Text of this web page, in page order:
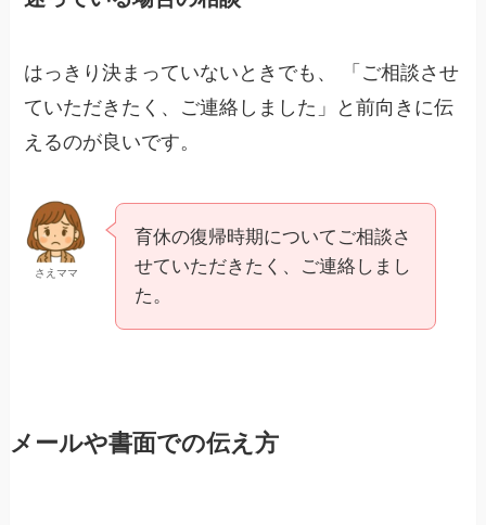
はっきり決まっていないときでも、 「ご相談させ
ていただきたく、ご連絡しました」と前向きに伝
えるのが良いです。
さえママ
育休の復帰時期についてご相談さ
せていただきたく、ご連絡しまし
た。
メールや書面での伝え方